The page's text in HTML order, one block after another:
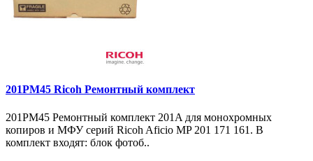
201PM45 Ricoh Ремонтный комплект
201PM45 Ремонтный комплект 201A для монохромных
копиров и МФУ серий Ricoh Aficio MP 201 171 161. В
комплект входят: блок фотоб..